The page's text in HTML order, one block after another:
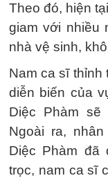
Theo đó, hiện
giam với nhiều
nhà vệ sinh,
Nam ca sĩ thỉnh
diễn biến của
Diệc Phàm sẽ
Ngoài ra,
Diệc Phàm đã
trọc, nam ca sĩ